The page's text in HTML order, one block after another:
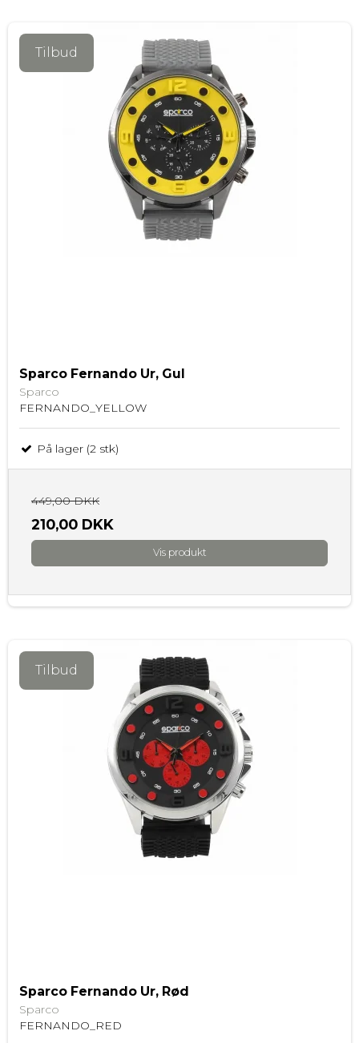
Tilbud
Sparco Fernando Ur, Gul
Sparco
FERNANDO_YELLOW
På lager (2 stk)
449,00 DKK
210,00 DKK
Vis produkt
Tilbud
Sparco Fernando Ur, Rød
Sparco
FERNANDO_RED